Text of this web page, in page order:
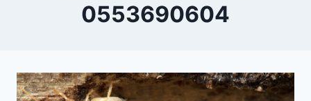
0553690604